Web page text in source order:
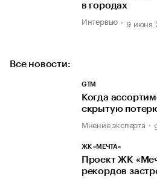
в городах
Интервью 9 июня
Все новости:
GTM
Когда
скрытую
Мнение эксперта
ЖК «МЕЧТА»
Проект ЖК
рекордов